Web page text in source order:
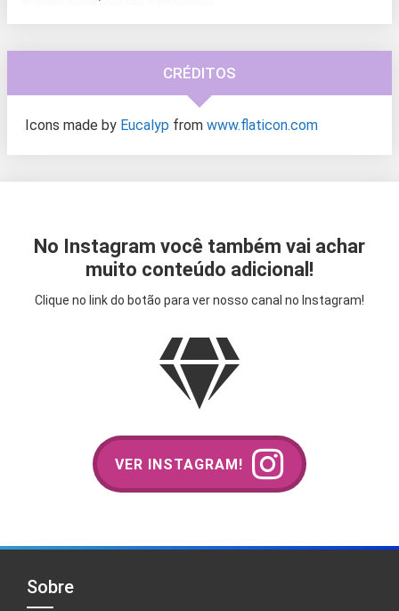
CRÉDITOS
Icons made by Eucalyp from www.flaticon.com
No Instagram você também vai achar
muito conteúdo adicional!
Clique no link do botão para ver nosso canal no Instagram!
VER INSTAGRAM!
Sobre